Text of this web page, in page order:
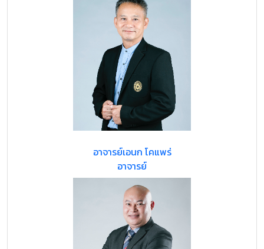
อาจารย์เอนก โคแพร่
อาจารย์